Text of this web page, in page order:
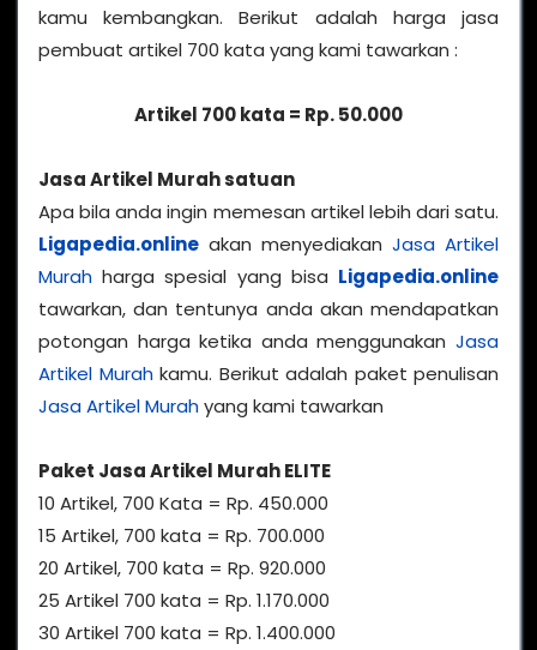
kamu kembangkan. Berikut adalah harga jasa
pembuat artikel 700 kata yang kami tawarkan :
Artikel 700 kata = Rp. 50.000
Jasa Artikel Murah satuan
Apa bila anda ingin memesan artikel lebih dari satu.
Ligapedia.online akan menyediakan Jasa Artikel
Murah harga spesial yang bisa Ligapedia.online
tawarkan, dan tentunya anda akan mendapatkan
potongan harga ketika anda menggunakan Jasa
Artikel Murahkamu. Berikut adalah paket penulisan
Jasa Artikel Murahyang kami tawarkan
Paket Jasa Artikel Murah ELITE
10 Artikel, 700 Kata = Rp. 450.000
15 Artikel, 700 kata = Rp. 700.000
20 Artikel, 700 kata = Rp. 920.000
25 Artikel 700 kata = Rp. 1.170.000
30 Artikel 700 kata = Rp. 1.400.000